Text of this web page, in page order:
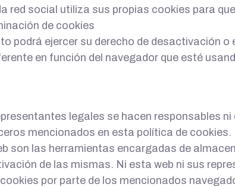
red social utiliza sus propias cookies para
de cookies
podrá ejercer su derecho de desactivación
en función del navegador que esté
legales se hacen responsables
mencionados en esta política de cookies.
son las herramientas encargadas de
de las mismas. Ni esta web ni sus
por parte de los mencionados